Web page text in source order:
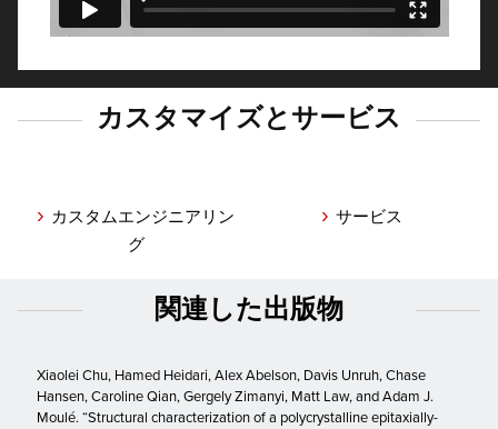
カスタマイズとサービス
› カスタムエンジニアリン
グ
›サービス
関連した出版物
Xiaolei Chu, Hamed Heidari, Alex Abelson, Davis Unruh, Chase
Hansen, Caroline Qian, Gergely Zimanyi, Matt Law, and Adam J.
Moulé. “Structural characterization of a polycrystalline epitaxially-